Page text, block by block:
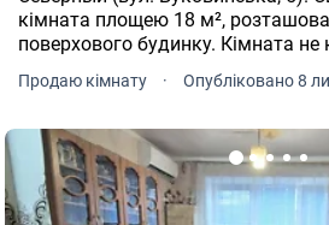
кімната площею 18 м²,
поверхового будинку. Кімната
житловому стані,
лінолеум. Продається з меблями
оренду! Будинок має зручне
доступності знаходяться
школа та дитячий садок, дитячі
автостоянки, зупинки
Продаю кімнату · Опубліковано 8